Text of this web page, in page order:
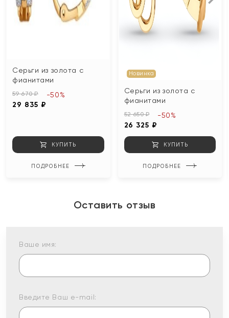
Серьги из золота с
фианитами
59 670 ₽
29 835 ₽
-50%
КУПИТЬ
ПОДРОБНЕЕ
Новинка
Серьги из золота с
фианитами
52 650 ₽
26 325 ₽
-50%
КУПИТЬ
ПОДРОБНЕЕ
Оставить отзыв
Ваше имя:
Введите Ваш e-mail: